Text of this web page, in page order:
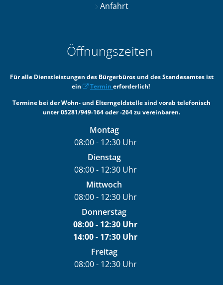
Anfahrt
Öffnungszeiten
Für alle Dienstleistungen des Bürgerbüros und des Standesamtes ist
ein
Termin erforderlich!
Termine bei der Wohn- und Elterngeldstelle sind vorab telefonisch
unter 05281/949-164 oder -264 zu vereinbaren.
Montag
08:00- 12:30Uhr
Von 08:00 bis 12:30 Uhr
Dienstag
08:00- 12:30Uhr
Von 08:00 bis 12:30 Uhr
Mittwoch
08:00- 12:30Uhr
Von 08:00 bis 12:30 Uhr
Donnerstag
08:00- 12:30 Uhr
Von 08:00 bis 12:30 Uhr
14:00- 17:30 Uhr
Von 14:00 bis 17:30 Uhr
Freitag
08:00- 12:30Uhr